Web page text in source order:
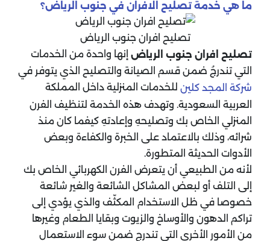
ما هي خدمة تصليح الافران في جنوب الرياض؟
تصليح افران جنوب الرياض
تصليح افران جنوب الرياض إنها واحدة من الخدمات
التي تندرجُ ضمن قسم الصيانة والتصليح الذي يتوفر في
شركة المجد كلين للخدمات المنزلية داخل المملكة
العربية السعودية. وتهدف هذه الخدمة لتنظيف الفرن
المنزلي الخاص بك وتصليحهِ وإعادتهِ كيفما كان منذ
شرائه، وذلك بالاعتماد على الخبرة والكفاءة وبعض
الأدوات الحديثة المتطورة.
لأنه من الطبيعي أن يتعرض الفرن الكهربائي الخاص بك
إلى التلف أو لبعض المشاكل الشائعة والغير شائعة
خصوصا في ظل الاستخدام المكثّف والذي يؤدي إلى
تراكم الدهون والأوساخ والزيوت وبقايا الطعام وغيرها
من الأمور الأخرى التي تندرج ضمن سوء الاستعمال